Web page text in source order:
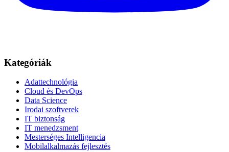
Kategóriák
Adattechnológia
Cloud és DevOps
Data Science
Irodai szoftverek
IT biztonság
IT menedzsment
Mesterséges Intelligencia
Mobilalkalmazás fejlesztés